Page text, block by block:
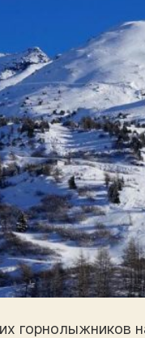
горнолыжников